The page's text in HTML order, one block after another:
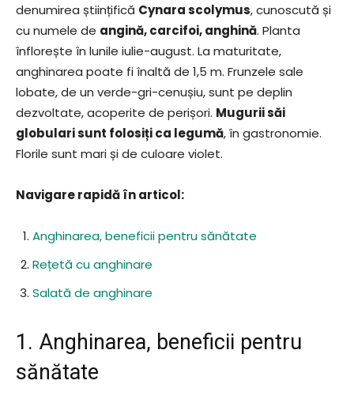
denumirea științifică Cynara scolymus, cunoscută și
cu numele de angină, carcifoi, anghină. Planta
înflorește în lunile iulie-august. La maturitate,
anghinarea poate fi înaltă de 1,5 m. Frunzele sale
lobate, de un verde-gri-cenușiu, sunt pe deplin
dezvoltate, acoperite de perișori. Mugurii săi
globulari sunt folosiți ca legumă, în gastronomie.
Florile sunt mari și de culoare violet.
Navigare rapidă în articol:
Anghinarea, beneficii pentru sănătate
Rețetă cu anghinare
Salată de anghinare
1. Anghinarea, beneficii pentru
sănătate